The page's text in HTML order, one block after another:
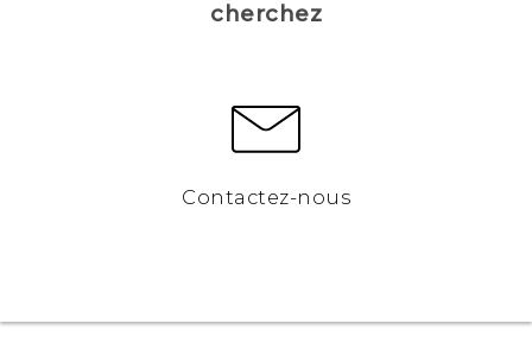
cherchez
Contactez-nous